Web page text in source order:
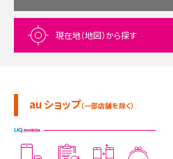
現在地（地図）から探す
au ショップ（一部店舗を除く）